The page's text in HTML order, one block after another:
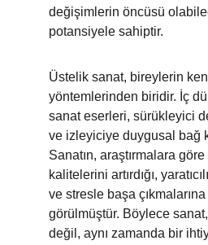
değişimlerin öncüsü
potansiyele sahiptir.
Üstelik sanat, bireylerin
yöntemlerinden biridir. İç
sanat eserleri, sürükleyici
ve izleyiciye duygusal bağ
Sanatın, araştırmalara
kalitelerini artırdığı,
ve stresle başa çıkmalarına
görülmüştür. Böylece
değil, aynı zamanda bir